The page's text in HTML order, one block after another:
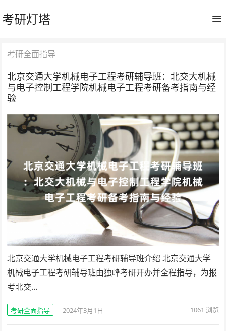
考研灯塔
考研全面指导
北京交通大学机械电子工程考研辅导班：北交大机械
与电子控制工程学院机械电子工程考研备考指南与经
验
北京交通大学机械电子工程考研辅导班介绍 北京交通大学
机械电子工程考研辅导班由独峰考研开办并全程指导，为报
考北交…
考研全面指导 2024年3月1日 1061 浏览